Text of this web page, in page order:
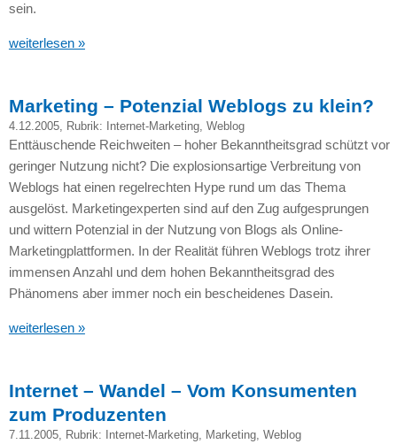
sein.
weiterlesen »
Marketing – Potenzial Weblogs zu klein?
4.12.2005, Rubrik: Internet-Marketing, Weblog
Enttäuschende Reichweiten – hoher Bekanntheitsgrad schützt vor
geringer Nutzung nicht? Die explosionsartige Verbreitung von
Weblogs hat einen regelrechten Hype rund um das Thema
ausgelöst. Marketingexperten sind auf den Zug aufgesprungen
und wittern Potenzial in der Nutzung von Blogs als Online-
Marketingplattformen. In der Realität führen Weblogs trotz ihrer
immensen Anzahl und dem hohen Bekanntheitsgrad des
Phänomens aber immer noch ein bescheidenes Dasein.
weiterlesen »
Internet – Wandel – Vom Konsumenten
zum Produzenten
7.11.2005, Rubrik: Internet-Marketing, Marketing, Weblog